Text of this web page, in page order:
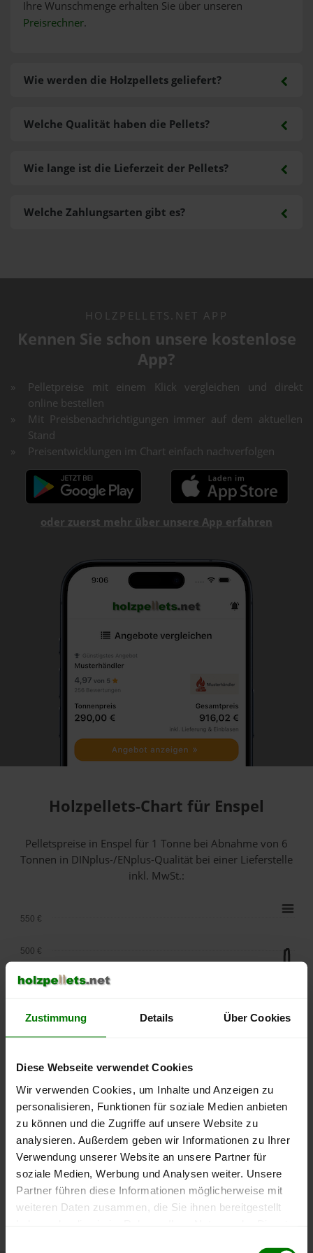
Zustimmung Details Über Cookies
Diese Webseite verwendet Cookies
Wir verwenden Cookies, um Inhalte und Anzeigen zu
personalisieren, Funktionen für soziale Medien anbieten
zu können und die Zugriffe auf unsere Website zu
analysieren. Außerdem geben wir Informationen zu Ihrer
Verwendung unserer Website an unsere Partner für
soziale Medien, Werbung und Analysen weiter. Unsere
Partner führen diese Informationen möglicherweise mit
weiteren Daten zusammen, die Sie ihnen bereitgestellt
Ihre Wunschmenge erhalten Sie über unseren
Preisrechner.
Wie werden die Holzpellets geliefert?
Welche Zahlungsarten gibt es?
Welche Qualität haben die Pellets?
Wie lange ist die Lieferzeit der Pellets?
HOLZPELLETS.NET APP
Kennen Sie schon unsere kostenlose
App?
Pelletpreise mit einem Klick vergleichen und direkt
online bestellen
Mit Preisbenachrichtigungen immer auf dem aktuellen
Stand
Preisentwicklungen im Chart einfach nachverfolgen
oder zuerst mehr über unsere App erfahren
Holzpellets-Chart für Enspel
Pelletspreise in Enspel für 1 Tonne bei Abnahmevon 6
Tonnen in DINplus-/ENplus-Qualität bei einer Lieferstelle
inkl. MwSt.:
lose Ware Sackware
September
Januar
Mai
250 €
400 €
450 €
500 €
550 €
Die aktuelle Preisentwicklung für Holzpellets in Deutschland
können Sie jederzeit auf unsererPelletspreise-Seite
nachvollziehen.